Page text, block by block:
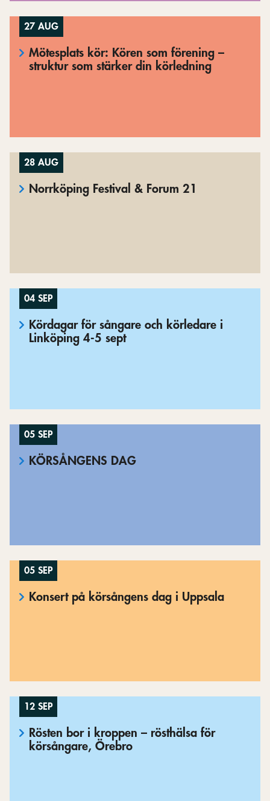
27 AUG
Mötesplats kör: Kören som förening –
struktur som stärker din körledning
28 AUG
Norrköping Festival & Forum 21
04 SEP
Kördagar för sångare och körledare i
Linköping 4-5 sept
05 SEP
KÖRSÅNGENS DAG
05 SEP
Konsert på körsångens dag i Uppsala
12 SEP
Rösten bor i kroppen – rösthälsa för
körsångare, Örebro